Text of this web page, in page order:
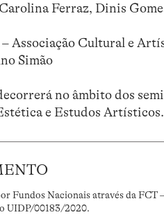
Ferraz, Dinis
– Associação Cultural e
Simão
no âmbito dos
e Estudos Artísticos.
Fundos Nacionais através da FCT
UIDP/00183/2020.